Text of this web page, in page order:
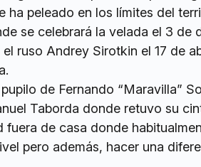
ha peleado en los límites del
se celebrará la velada el 3 de
ruso Andrey Sirotkin el 17 de
de Fernando “Maravilla”
Taborda donde retuvo su
fuera de casa donde
pero además, hacer una